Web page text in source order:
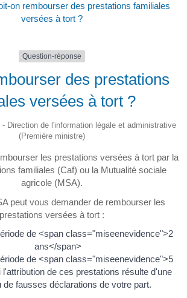
on rembourser des prestations familiales
versées à tort ?
Question-réponse
des prestations
versées à tort ?
Direction de l'information légale et administrative
(Première ministre)
les prestations versées à tort par la
familiales (Caf) ou la Mutualité sociale
agricole (MSA).
peut vous demander de rembourser les
prestations versées à tort :
de <span class="miseenevidence">2
ans</span>
de <span class="miseenevidence">5
de ces prestations résulte d'une
de fausses déclarations de votre part.